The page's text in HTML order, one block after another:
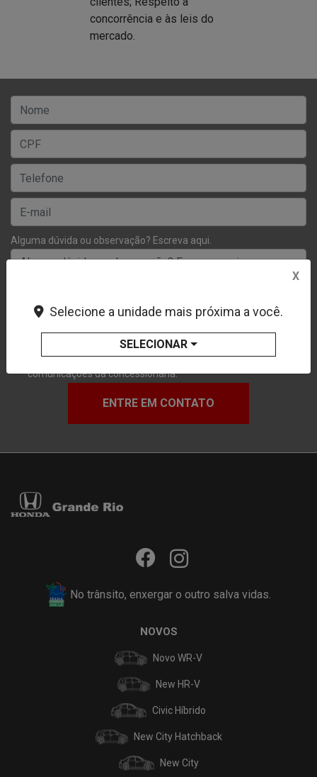
casas para os nossos
clientes; Respeito a
Prefiro que entre em contato por:
Whatsapp
Telefone Email
Li e aceito aPolítica de Privacidadee concordo em receber
comunicações da concessionária.
NOVOS
Novo WR-V
New HR-V
Civic Híbrido
New City Hatchback
X
Selecione a unidade mais próxima a você.
SELECIONAR